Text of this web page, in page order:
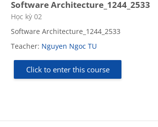
Software Architecture_1244_2533
Course category
Học kỳ 02
Software Architecture_1244_2533
Teacher: Nguyen Ngoc TU
Click to enter this course